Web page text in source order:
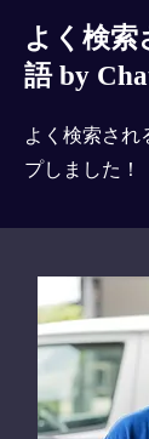
よく検索
語 by
よく検索され
プしました！